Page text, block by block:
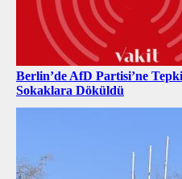
Berlin’de AfD Partisi’ne
Sokaklara Döküldü